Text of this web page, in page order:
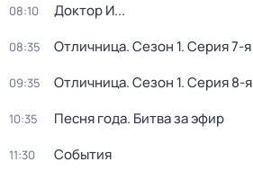
08:10 Доктор И...
08:35 Отличница. Сезон 1. Серия 7-я
09:35 Отличница. Сезон 1. Серия 8-я
10:35 Песня года. Битва за эфир
11:30 События